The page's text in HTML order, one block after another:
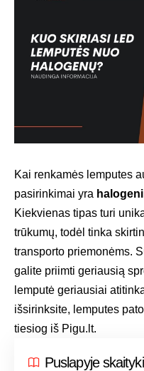
Kai renkamės lemputes
pasirinkimai yra
Kiekvienas tipas turi
trūkumų, todėl tinka
transporto priemonėms.
galite priimti geriausią
lemputė geriausiai
išsirinksite, lemputes
tiesiog iš Pigu.lt.
Puslapyje